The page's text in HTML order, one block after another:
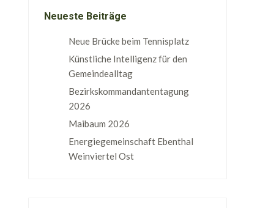
Neueste Beiträge
Neue Brücke beim Tennisplatz
Künstliche Intelligenz für den
Gemeindealltag
Bezirkskommandantentagung
2026
Maibaum 2026
Energiegemeinschaft Ebenthal
Weinviertel Ost